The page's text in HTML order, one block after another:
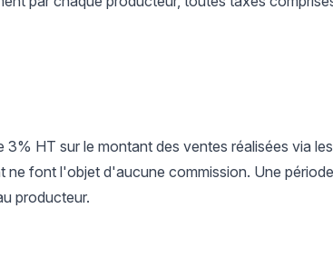
HT sur le montant des ventes réalisées via
ne font l'objet d'aucune commission. Une
producteur.